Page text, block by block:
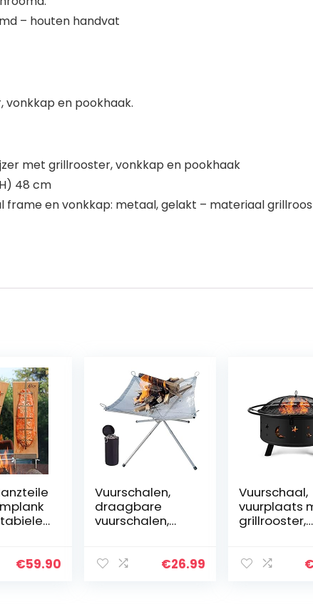
– houten handvat
vonkkap en pookhaak.
met grillrooster, vonkkap en pookhaak
48 cm
frame en vonkkap: metaal, gelakt – materiaal
€59.90
Vuurschalen,
draagbare
vuurschalen,
roestvrijstalen
€26.99
Vuurschaal,
vuurplaats
grillrooster,
Q,
€